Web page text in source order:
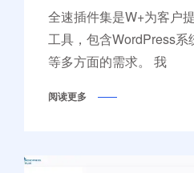
全速插件集是W+为客户
工具，包含WordPress系
等多方面的需求。 我
阅读更多